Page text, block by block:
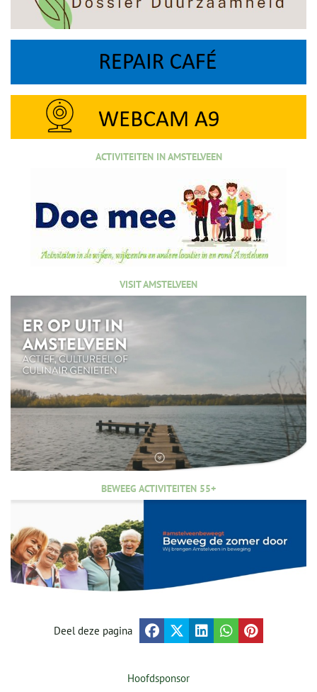
ACTIVITEITEN IN AMSTELVEEN
VISIT AMSTELVEEN
BEWEEG ACTIVITEITEN 55+
Deel deze pagina
Hoofdsponsor